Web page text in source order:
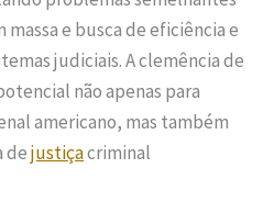
e busca de eficiência e
judiciais. A clemência de
não apenas para
americano, mas também
dejustiçacriminal